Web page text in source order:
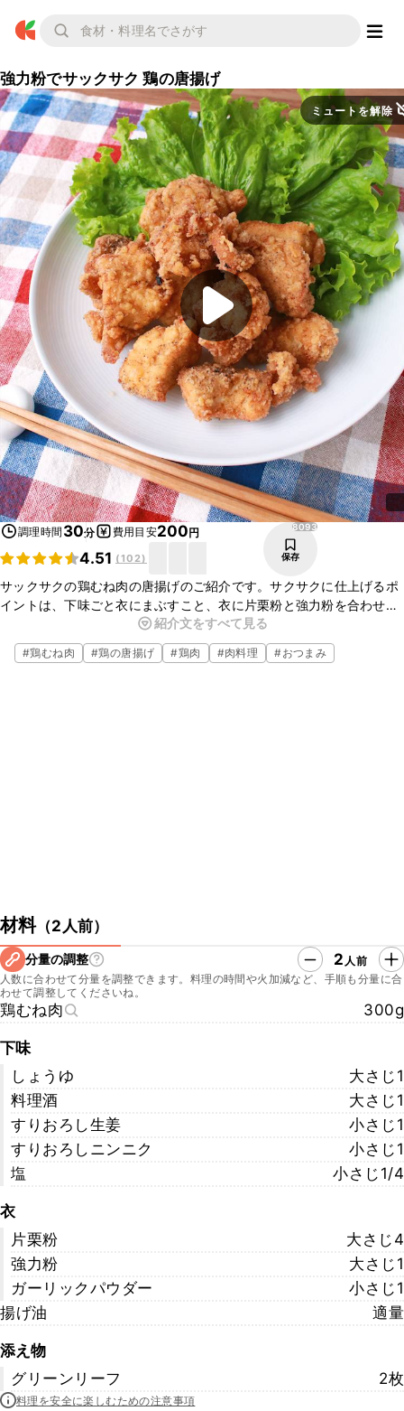
強力粉でサックサク 鶏の唐揚げ
ミュートを解除
調理時間 30分 費用目安200円
4.51 (102)
8093
保存
サックサクの鶏むね肉の唐揚げのご紹介です。サクサクに仕上げるポ
イントは、下味ごと衣にまぶすこと、衣に片栗粉と強力粉を合わせて
使うことです。ひと手間かけるだけで外はサクッと、中はジューシー
な唐揚げのできあがりです。ぜひ試してみてくださいね。
紹介文をすべて見る
#鶏むね肉 #鶏の唐揚げ #鶏肉 #肉料理 #おつまみ
材料（2人前）
分量の調整 2 人前
人数に合わせて分量を調整できます。料理の時間や火加減など、手順も分量に合
わせて調整してくださいね。
鶏むね肉 300g
下味
しょうゆ
大さじ1
料理酒
大さじ1
すりおろし生姜
小さじ1
すりおろしニンニク
小さじ1
塩
小さじ1/4
衣
片栗粉
大さじ4
強力粉
大さじ1
ガーリックパウダー
小さじ1
揚げ油
適量
添え物
グリーンリーフ
2枚
料理を安全に楽しむための注意事項